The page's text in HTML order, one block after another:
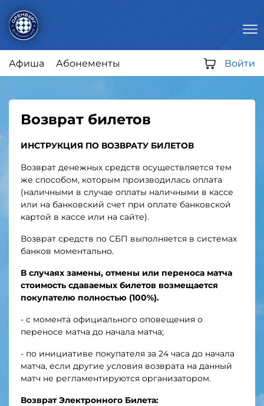
Афиша Абонементы Войти
our-
Возврат билетов
ИНСТРУКЦИЯ ПО ВОЗВРАТУ БИЛЕТОВ
Возврат денежных средств осуществляется тем
же способом, которым производилась оплата
(наличными в случае оплаты наличными в кассе
или на банковский счет при оплате банковской
картой в кассе или на сайте).
Возврат средств по СБП выполняется в системах
банков моментально.
В случаях замены, отмены или переноса матча
стоимость сдаваемых билетов возмещается
покупателю полностью (100%).
- с момента официального оповещения о
переносе матча до начала матча;
- по инициативе покупателя за 24 часа до начала
матча, если другие условия возврата на данный
матч не регламентируются организатором.
Возврат Электронного Билета: